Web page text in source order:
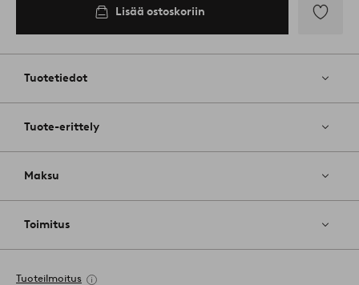
Lisää ostoskoriin
Tuotetiedot
Tuote-erittely
Maksu
Toimitus
Tuoteilmoitus